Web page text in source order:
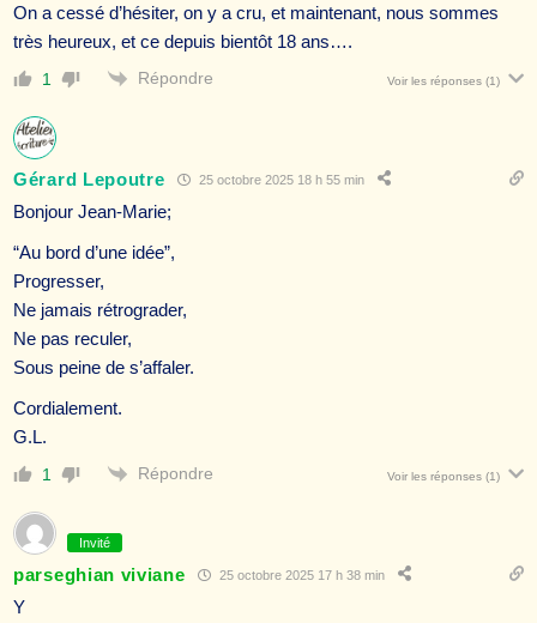
On a cessé d’hésiter, on y a cru, et maintenant, nous sommes
très heureux, et ce depuis bientôt 18 ans….
1 Répondre Voir les réponses (1)
Gérard Lepoutre 25 octobre 2025 18 h 55 min
Bonjour Jean-Marie;
“Au bord d’une idée”,
Progresser,
Ne jamais rétrograder,
Ne pas reculer,
Sous peine de s’affaler.
Cordialement.
G.L.
1 Répondre Voir les réponses (1)
Invité
parseghian viviane 25 octobre 2025 17 h 38 min
Y